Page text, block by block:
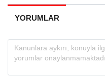
YORUMLAR